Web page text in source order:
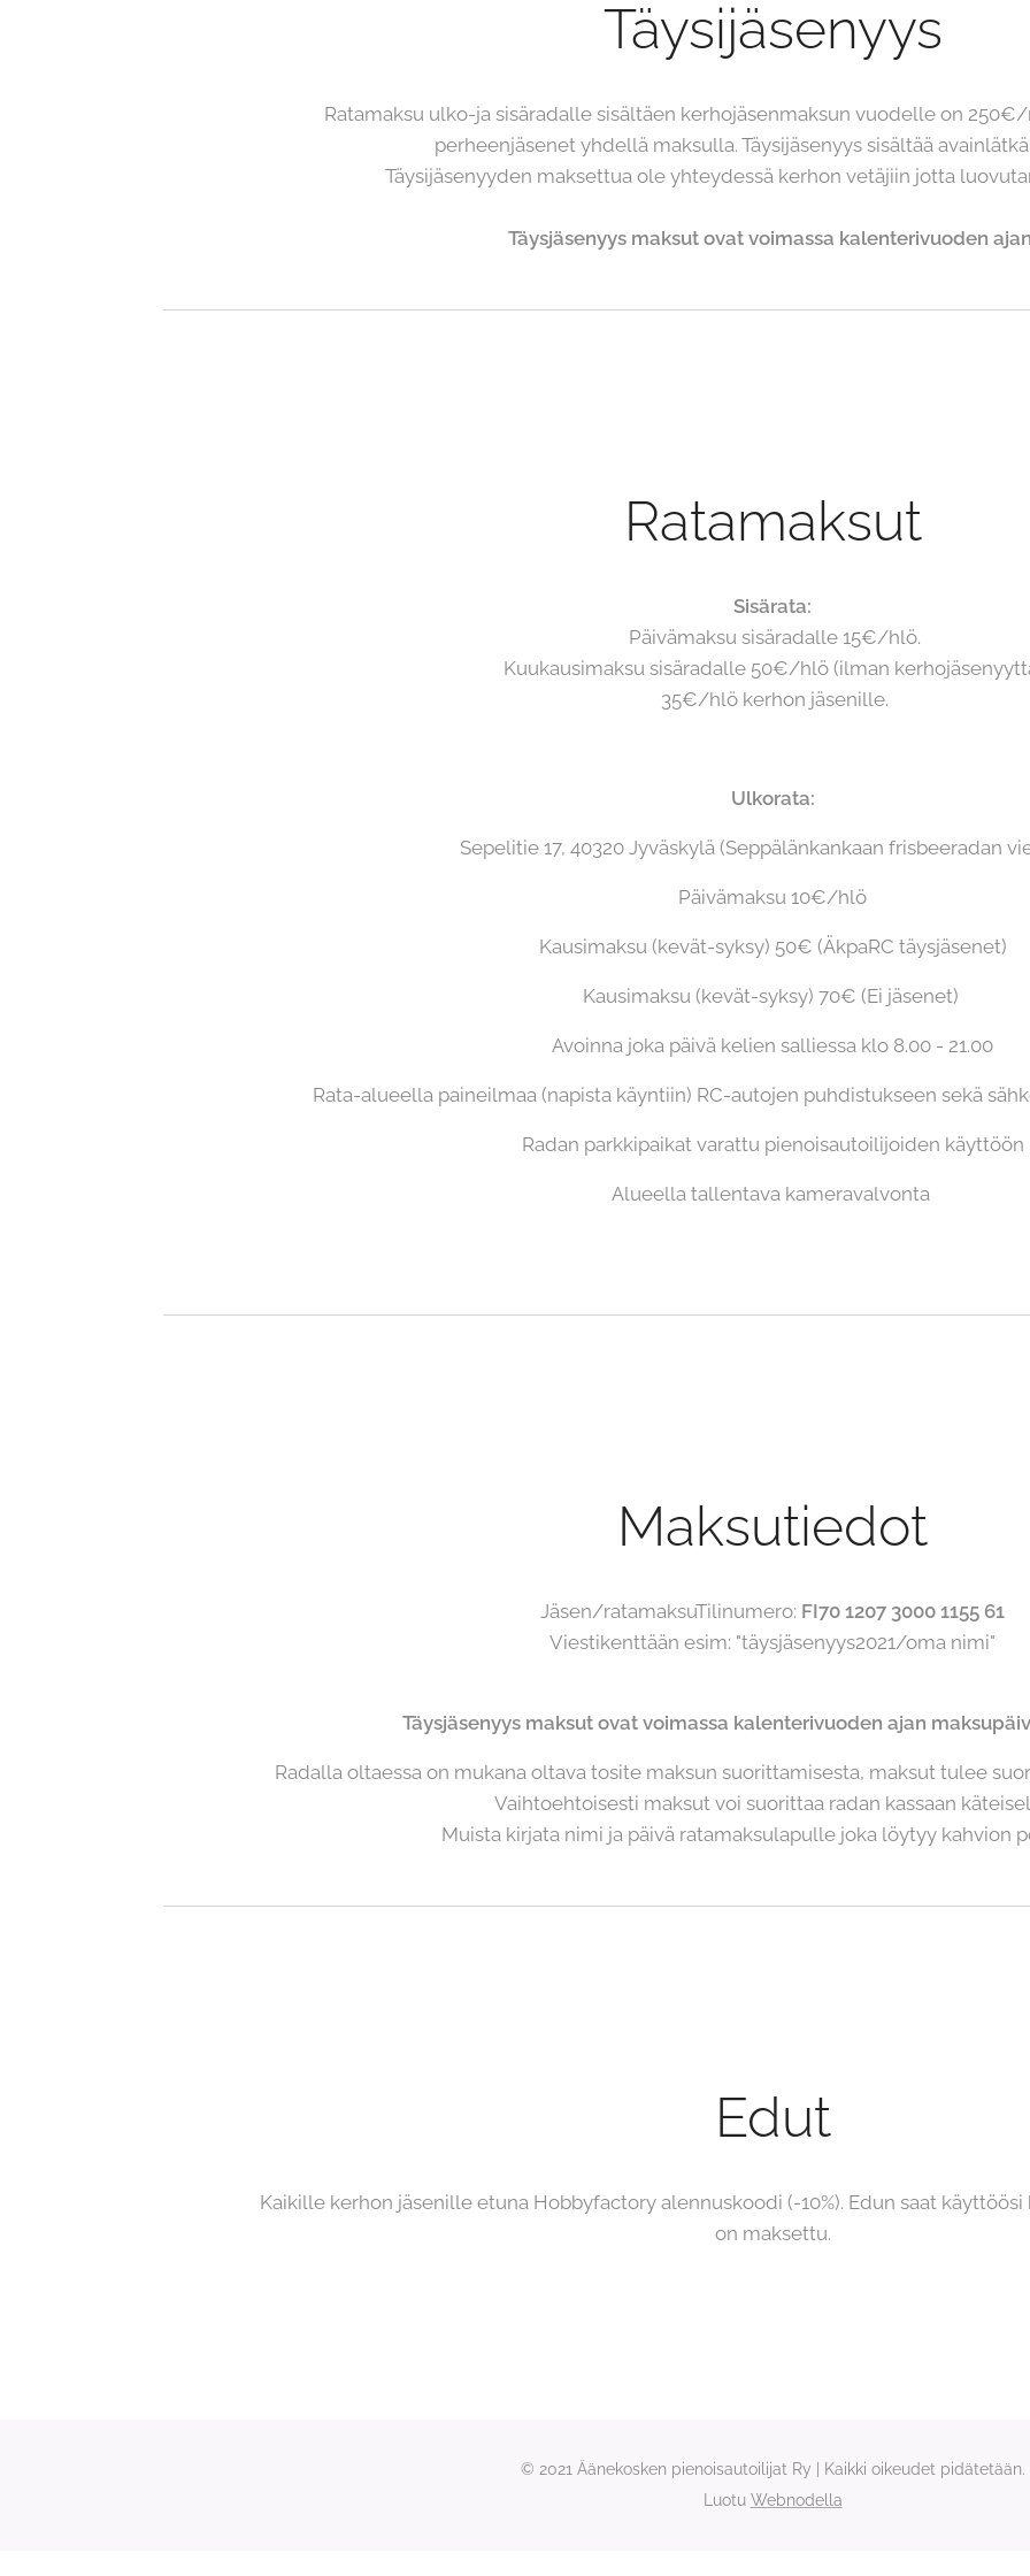
Täysijäsenyys
Ratamaksu ulko-ja sisäradalle sisältäen kerhojäsenmaksun vuodelle on
perheenjäsenet yhdellä maksulla. Täysijäsenyys sisältää
Täysijäsenyyden maksettua ole yhteydessä kerhon vetäjiin jotta
Täysjäsenyys maksut ovat voimassa kalenterivuoden
Ratamaksut
Sisärata:
Päivämaksu sisäradalle 15€/hlö.
Kuukausimaksu sisäradalle 50€/hlö (ilman
35€/hlö kerhon jäsenille.
Ulkorata:
Sepelitie 17, 40320 Jyväskylä (Seppälänkankaan frisbeeradan
Päivämaksu 10€/hlö
Kausimaksu (kevät-syksy) 50€ (ÄkpaRC täysjäsenet)
Kausimaksu (kevät-syksy) 70€ (Ei jäsenet)
Avoinna joka päivä kelien salliessa klo 8.00 - 21.00
Rata-alueella paineilmaa (napista käyntiin) RC-autojen puhdistukseen sekä
Radan parkkipaikat varattu pienoisautoilijoiden käyttöön
Alueella tallentava kameravalvonta
Maksutiedot
Jäsen/ratamaksuTilinumero: FI70 1207 3000 1155 61
Viestikenttään esim: "täysjäsenyys2021/oma nimi"
Täysjäsenyys maksut ovat voimassa kalenterivuoden ajan
Radalla oltaessa on mukana oltava tosite maksun suorittamisesta, maksut tulee
Vaihtoehtoisesti maksut voi suorittaa radan kassaan
Muista kirjata nimi ja päivä ratamaksulapulle joka löytyy kahvion
Edut
Kaikille kerhon jäsenille etuna Hobbyfactory alennuskoodi (-10%). Edun saat
on maksettu.
© 2021 Äänekosken pienoisautoilijat Ry | Kaikki oikeudet pidätetään.
Luotu Webnodella